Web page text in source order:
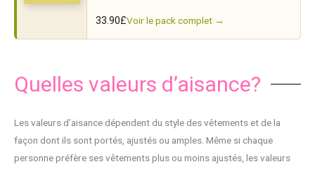
33.90£Voir le pack complet →
Quelles valeurs d’aisance?
Les valeurs d’aisance dépendent du style des vêtements et de la
façon dont ils sont portés, ajustés ou amples. Même si chaque
personne préfère ses vêtements plus ou moins ajustés, les valeurs